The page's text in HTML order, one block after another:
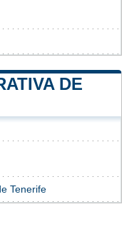
DE
Tenerife